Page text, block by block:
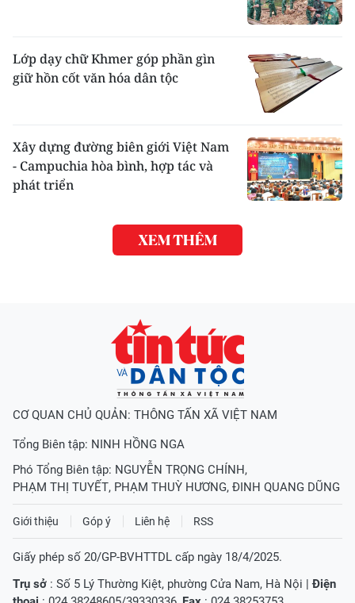
Lớp dạy chữ Khmer góp phần gìn
giữ hồn cốt văn hóa dân tộc
Xây dựng đường biên giới Việt Nam
- Campuchia hòa bình, hợp tác và
phát triển
XEM THÊM
CƠ QUAN CHỦ QUẢN: THÔNG TẤN XÃ VIỆT NAM
Tổng Biên tập: NINH HỒNG NGA
Phó Tổng Biên tập: NGUYỄN TRỌNG CHÍNH,
PHẠM THỊ TUYẾT, PHẠM THUỲ HƯƠNG, ĐINH QUANG DŨNG
Giới thiệu Góp ý Liên hệ RSS
Giấy phép số 20/GP-BVHTTDL cấp ngày 18/4/2025.
Trụ sở : Số 5 Lý Thường Kiệt, phường Cửa Nam, Hà Nội |Điện